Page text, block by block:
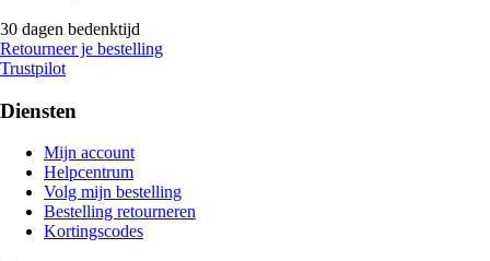
30 dagen bedenktijd
Retourneer je bestelling
Trustpilot
Diensten
Mijn account
Helpcentrum
Volg mijn bestelling
Bestelling retourneren
Kortingscodes